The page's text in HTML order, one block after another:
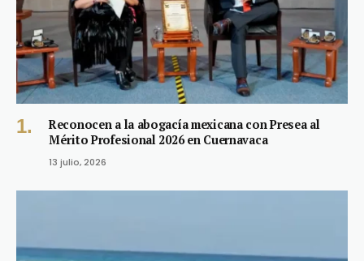
Reconocen a la abogacía mexicana con Presea al
Mérito Profesional 2026 en Cuernavaca
13 julio, 2026